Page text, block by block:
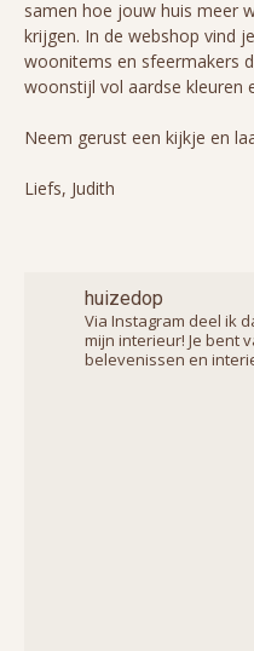
samen hoe jouw huis meer
krijgen. In de webshop vind
woonitems en sfeermakers
woonstijl vol aardse kleuren
Neem gerust een kijkje en
Liefs, Judith
huizedop
Via Instagram deel ik
mijn interieur! Je bent
belevenissen en